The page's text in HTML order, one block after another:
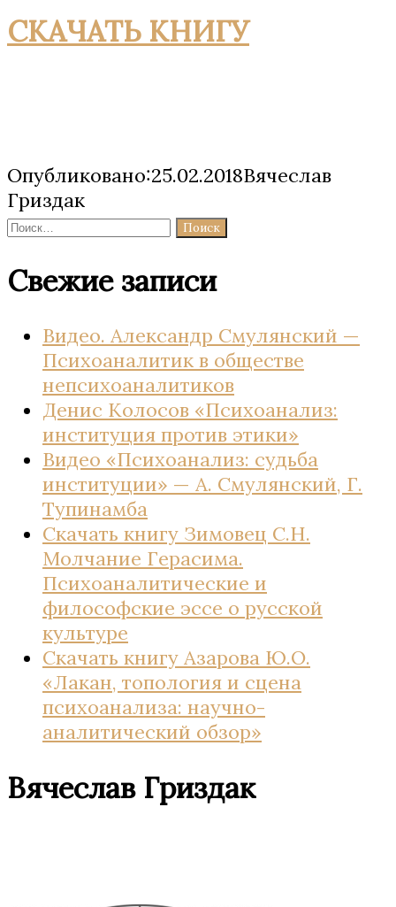
СКАЧАТЬ КНИГУ
Опубликовано:25.02.2018Вячеслав
Гриздак
Найти:
Свежие записи
Видео. Александр Смулянский —
Психоаналитик в обществе
непсихоаналитиков
Денис Колосов «Психоанализ:
институция против этики»
Видео «Психоанализ: судьба
институции» — А. Смулянский, Г.
Тупинамба
Скачать книгу Зимовец С.Н.
Молчание Герасима.
Психоаналитические и
философские эссе о русской
культуре
Скачать книгу Азарова Ю.О.
«Лакан, топология и сцена
психоанализа: научно-
аналитический обзор»
Вячеслав Гриздак